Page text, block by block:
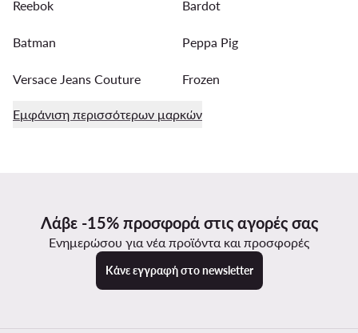
Reebok Bardot
Batman Peppa Pig
Versace Jeans Couture Frozen
Εμφάνιση περισσότερων μαρκών
Λάβε -15% προσφορά στις αγορές σας
Ενημερώσου για νέα προϊόντα και προσφορές
Κάνε εγγραφή στο newsletter